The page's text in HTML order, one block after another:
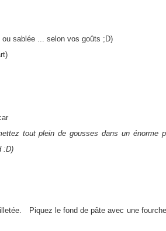
sablée ... selon vos goûts ;D)
tout plein de gousses dans un énorme
:D)
Piquez le fond de pâte avec une